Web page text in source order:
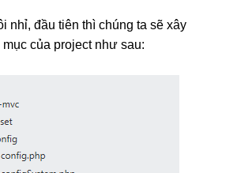
nhỉ, đầu tiên thì chúng ta sẽ xây
của project như sau: